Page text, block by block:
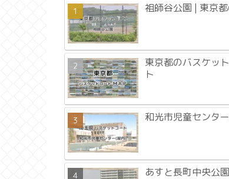
祖師谷公園 | 東京
東京都のバスケッ
ト
和光市児童センタ
あすと長町中央公